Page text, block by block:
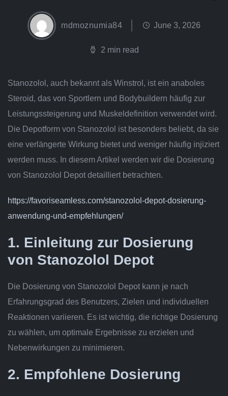
mdmoznumia84 June 3, 2026
2 min read
Stanozolol, auch bekannt als Winstrol, ist ein anaboles
Steroid, das von Sportlern und Bodybuildern häufig zur
Leistungssteigerung und Muskeldefinition verwendet wird.
Die Depotform von Stanozolol ist besonders beliebt, da sie
eine verlängerte Wirkung bietet und weniger häufig injiziert
werden muss. In diesem Artikel werden wir die Dosierung
von Stanozolol Depot detailliert betrachten.
https://favoriseamless.com/stanozolol-depot-dosierung-
anwendung-und-empfehlungen/
1. Einleitung zur Dosierung
von Stanozolol Depot
Die Dosierung von Stanozolol Depot kann je nach
Erfahrungsgrad des Benutzers, Zielen und individuellen
Reaktionen variieren. Es ist wichtig, die richtige Dosierung
zu wählen, um optimale Ergebnisse zu erzielen und
Nebenwirkungen zu minimieren.
2. Empfohlene Dosierung